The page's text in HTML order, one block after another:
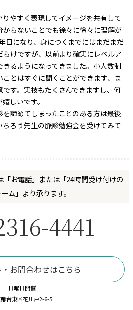
やすく表現してイメージを共有して
からないことでも徐々に徐々に理解が
目になり、身につくまでにはまだまだ
けですが、以前より確実にレベルア
きるようになってきました。小人数制
とはすぐに聞くことができます、ま
す。実技もたくさんできますし、何
しいです。
諦めてしまったことのある方は最後
ろう先生の脈診勉強会を受けてみて
「お電話」または「24時間受け付けの
ム」より承ります。
4441
お問合わせはこちら
日曜日開催
台東区花川戸2-6-5